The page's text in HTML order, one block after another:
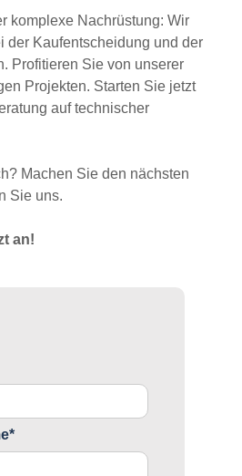
komplexe Nachrüstung: Wir
der Kaufentscheidung und der
Profitieren Sie von unserer
Projekten. Starten Sie jetzt
auf technischer
Machen Sie den nächsten
Sie uns.
an!